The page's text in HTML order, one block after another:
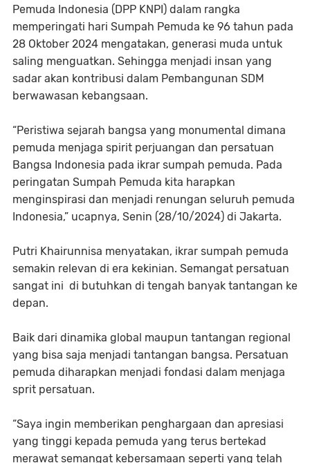
Pemuda Indonesia (DPP KNPI) dalam rangka
memperingati hari Sumpah Pemuda ke 96 tahun pada
28 Oktober 2024 mengatakan, generasi muda untuk
saling menguatkan. Sehingga menjadi insan yang
sadar akan kontribusi dalam Pembangunan SDM
berwawasan kebangsaan.
“Peristiwa sejarah bangsa yang monumental dimana
pemuda menjaga spirit perjuangan dan persatuan
Bangsa Indonesia pada ikrar sumpah pemuda. Pada
peringatan Sumpah Pemuda kita harapkan
menginspirasi dan menjadi renungan seluruh pemuda
Indonesia,” ucapnya, Senin (28/10/2024) di Jakarta.
Putri Khairunnisa menyatakan, ikrar sumpah pemuda
semakin relevan di era kekinian. Semangat persatuan
sangat ini di butuhkan di tengah banyak tantangan ke
depan.
Baik dari dinamika global maupun tantangan regional
yang bisa saja menjadi tantangan bangsa. Persatuan
pemuda diharapkan menjadi fondasi dalam menjaga
sprit persatuan.
“Saya ingin memberikan penghargaan dan apresiasi
yang tinggi kepada pemuda yang terus bertekad
merawat semangat kebersamaan seperti yang telah